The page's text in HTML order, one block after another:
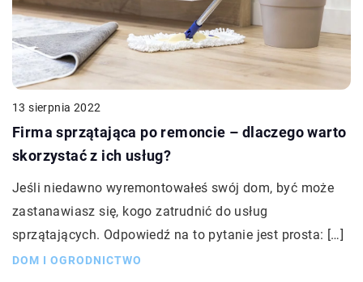
13 sierpnia 2022
Firma sprzątająca po remoncie – dlaczego warto
skorzystać z ich usług?
Jeśli niedawno wyremontowałeś swój dom, być może
zastanawiasz się, kogo zatrudnić do usług
sprzątających. Odpowiedź na to pytanie jest prosta: […]
DOM I OGRODNICTWO